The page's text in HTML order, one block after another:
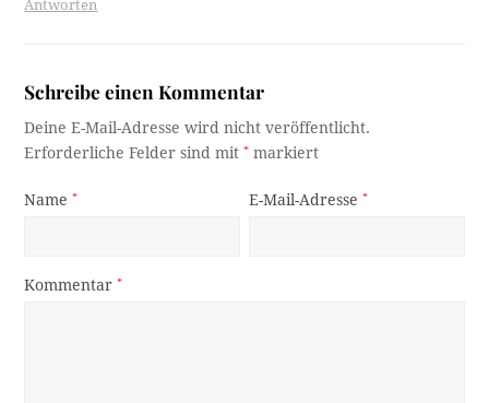
Antworten
Schreibe einen Kommentar
Deine E-Mail-Adresse wird nicht veröffentlicht.
Erforderliche Felder sind mit* markiert
Name* E-Mail-Adresse*
Kommentar*